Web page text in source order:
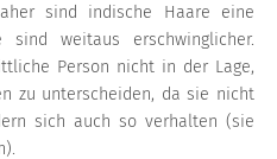
sind indische Haare eine
weitaus erschwinglicher.
Person nicht in der Lage,
zu unterscheiden, da sie nicht
sich auch so verhalten (sie